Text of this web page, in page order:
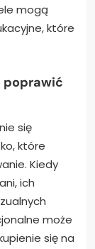
mogą
które
poprawić
się
które
Kiedy
ich
może
się na